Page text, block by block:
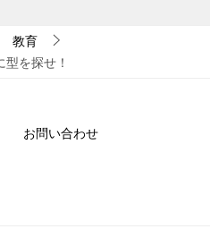
教育
を探せ！
お問い合わせ